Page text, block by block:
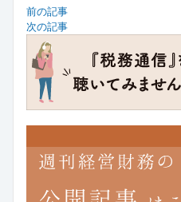
前の記事
次の記事